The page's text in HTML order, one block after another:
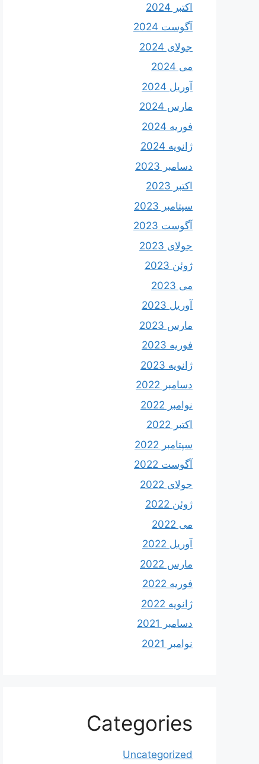
اکتبر 2024
آگوست 2024
جولای 2024
می 2024
آوریل 2024
مارس 2024
فوریه 2024
ژانویه 2024
دسامبر 2023
اکتبر 2023
سپتامبر 2023
آگوست 2023
جولای 2023
ژوئن 2023
می 2023
آوریل 2023
مارس 2023
فوریه 2023
ژانویه 2023
دسامبر 2022
نوامبر 2022
اکتبر 2022
سپتامبر 2022
آگوست 2022
جولای 2022
ژوئن 2022
می 2022
آوریل 2022
مارس 2022
فوریه 2022
ژانویه 2022
دسامبر 2021
نوامبر 2021
Categories
Uncategorized